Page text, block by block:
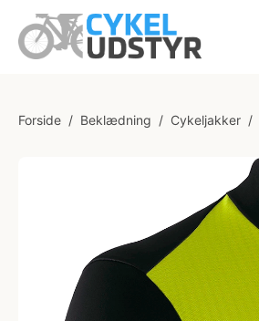
Forside / Beklædning / Cykeljakker /